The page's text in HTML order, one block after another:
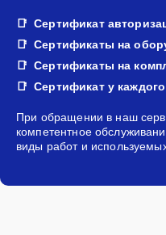
Сертификат
Сертификаты на
Сертификаты на
Сертификат у
При обращении в наш
компетентное
виды работ и